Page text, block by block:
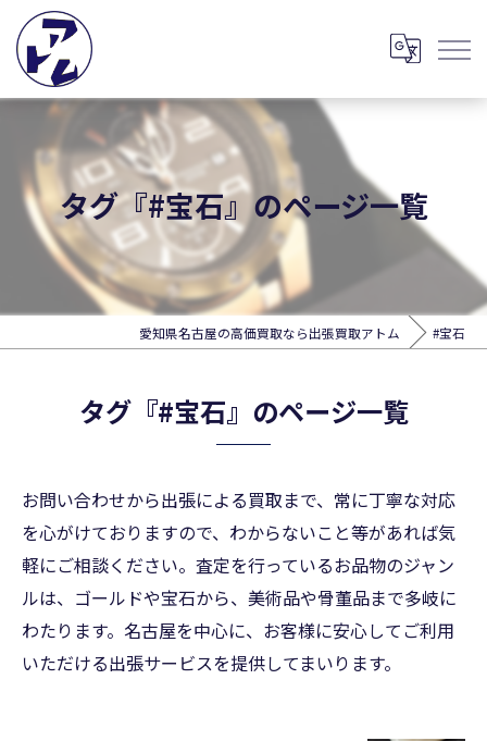
タグ『#宝石』のページ一覧
愛知県名古屋の高価買取なら出張買取アトム #宝石
タグ『#宝石』のページ一覧
お問い合わせから出張による買取まで、常に丁寧な対応
を心がけておりますので、わからないこと等があれば気
軽にご相談ください。査定を行っているお品物のジャン
ルは、ゴールドや宝石から、美術品や骨董品まで多岐に
わたります。名古屋を中心に、お客様に安心してご利用
いただける出張サービスを提供してまいります。